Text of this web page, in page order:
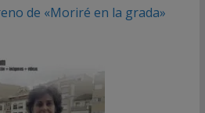
de «Moriré en la grada»